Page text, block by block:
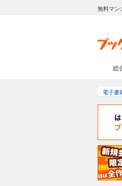
無料マン
総
電子書